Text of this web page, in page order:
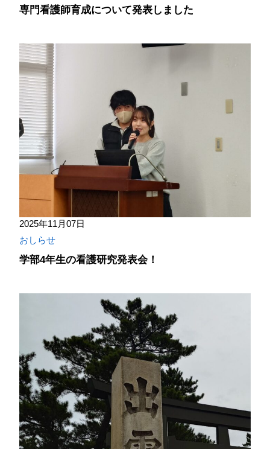
専門看護師育成について発表しました
2025年11月07日
おしらせ
学部4年生の看護研究発表会！